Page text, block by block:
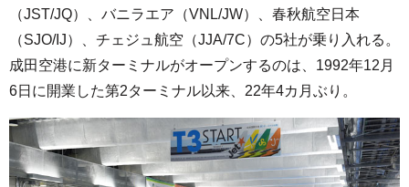
（JST/JQ）、バニラエア（VNL/JW）、春秋航空日本
（SJO/IJ）、チェジュ航空（JJA/7C）の5社が乗り入れる。
成田空港に新ターミナルがオープンするのは、1992年12月
6日に開業した第2ターミナル以来、22年4カ月ぶり。